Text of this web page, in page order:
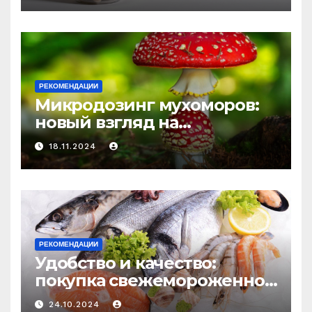
и истощения
РЕКОМЕНДАЦИИ
Микродозинг мухоморов:
новый взгляд на
психоделику
18.11.2024
РЕКОМЕНДАЦИИ
Удобство и качество:
покупка свежемороженной
рыбы онлайн
24.10.2024